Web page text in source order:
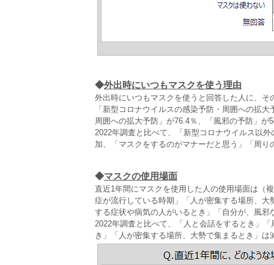
◆外出時にいつもマスクを使う理由
外出時にいつもマスクを使うと回答した人に、
「新型コロナウイルスの感染予防・周囲への拡
周囲への拡大予防」が76.4％、「風邪の予防」が
2022年調査と比べて、「新型コロナウイルス以
加、「マスクをするのがマナーだと思う」「周
◆マスクの使用場面
直近1年間にマスクを使用した人の使用場面は（
症が流行している時期」「人が密集する場所、
する症状や病気の人がいるとき」「自分が、風
2022年調査と比べて、「人と会話をするとき」
き」「人が密集する場所、大勢で集まるとき」は